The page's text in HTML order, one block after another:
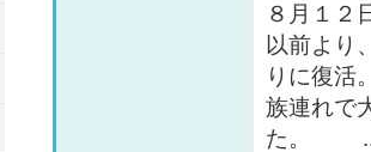
８月１２
以前より
りに復活
族連れで
た。